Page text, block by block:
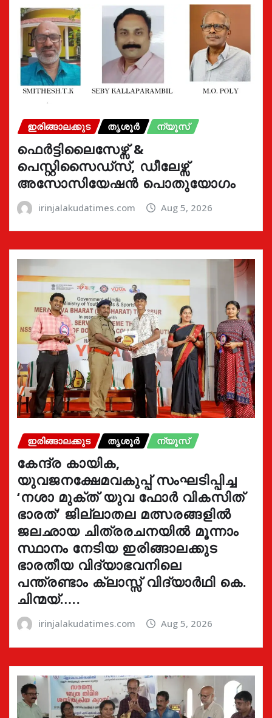
ഇരിങ്ങാലക്കുട തൃശൂർ ന്യൂസ്
ഫെർട്ടിലൈസേഴ്സ് &
പെസ്റ്റിസൈഡ്സ്, ഡീലേഴ്സ്
അസോസിയേഷൻ പൊതുയോഗം
irinjalakudatimes.com Aug 5, 2026
ഇരിങ്ങാലക്കുട തൃശൂർ ന്യൂസ്
കേന്ദ്ര കായിക,
യുവജനക്ഷേമവകുപ്പ് സംഘടിപ്പിച്ച
‘നശാ മുക്ത് യുവ ഫോർ വികസിത്
ഭാരത്’ ജില്ലാതല മത്സരങ്ങളിൽ
ജലഛായ ചിത്രരചനയിൽ മൂന്നാം
സ്ഥാനം നേടിയ ഇരിങ്ങാലക്കുട
ഭാരതീയ വിദ്യാഭവനിലെ
പന്ത്രണ്ടാം ക്ലാസ്സ് വിദ്യാർഥി കെ.
ചിന്മയ്…..
irinjalakudatimes.com Aug 5, 2026